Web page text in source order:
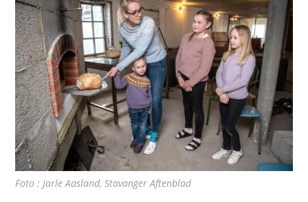
Foto : Jarle Aasland, Stavanger Aftenblad